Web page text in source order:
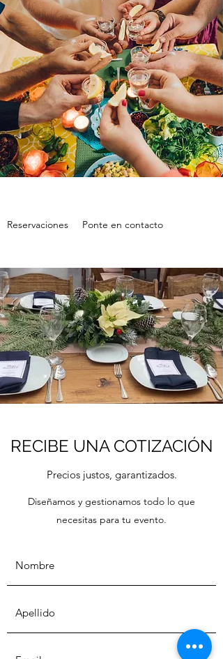
Reservaciones Ponte en contacto
RECIBE UNA COTIZACIÓN
Precios justos, garantizados.
Diseñamos y gestionamos todo lo que
necesitas para tu evento.